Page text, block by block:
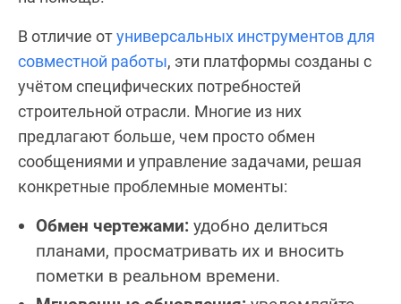
В отличие отуниверсальных инструментов для
совместной работы, эти платформы созданы с
учётом специфических потребностей
строительной отрасли. Многие из них
предлагают больше, чем просто обмен
сообщениями и управление задачами, решая
конкретные проблемные моменты:
Обмен чертежами: удобно делиться
планами, просматривать их и вносить
пометки в реальном времени.